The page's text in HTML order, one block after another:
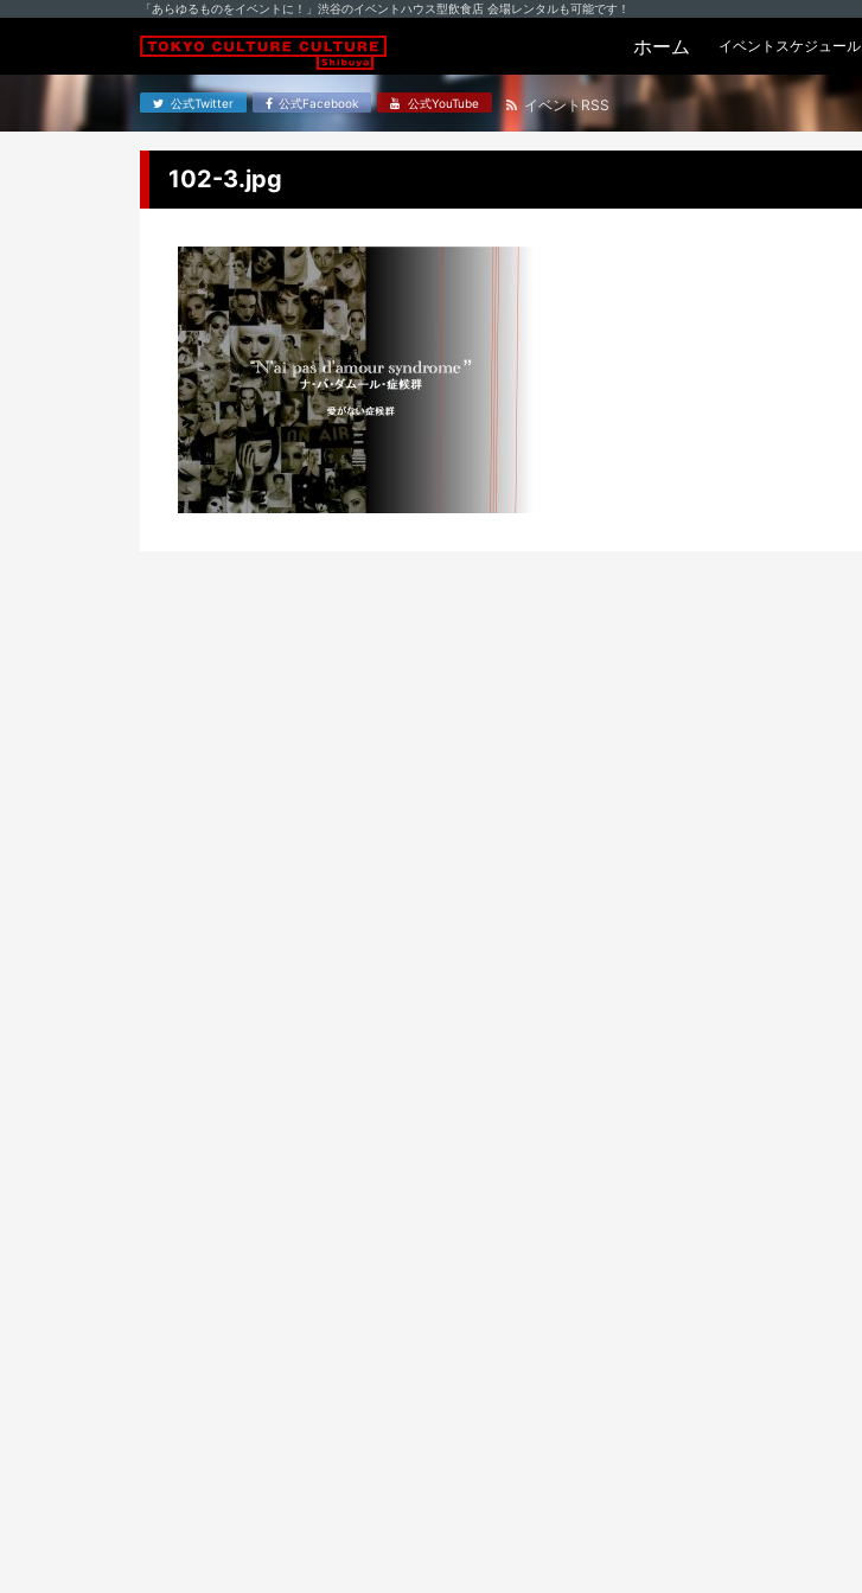
「あらゆるものをイベントに！」渋谷のイベントハウス型飲食店 会場レンタルも可能です！
ホーム イベントスケジュール
公式Twitter 公式Facebook 公式YouTube イベントRSS
102-3.jpg